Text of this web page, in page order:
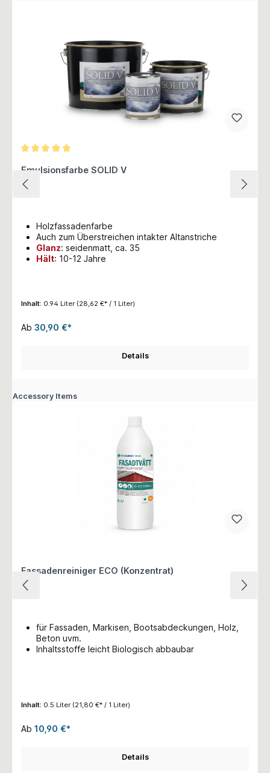
Emulsionsfarbe SOLID V
Holzfassadenfarbe
Auch zum Überstreichen intakter Altanstriche
Glanz: seidenmatt, ca. 35
Hält: 10-12 Jahre
Inhalt: 0.94 Liter (28,62 €* / 1 Liter)
Ab 30,90 €*
Details
Accessory Items
Fassadenreiniger ECO (Konzentrat)
für Fassaden, Markisen, Bootsabdeckungen, Holz,
Beton uvm.
Inhaltsstoffe leicht Biologisch abbaubar
Inhalt: 0.5 Liter (21,80 €* / 1 Liter)
Ab 10,90 €*
Details